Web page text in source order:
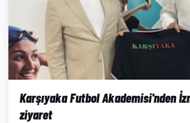
Karşıyaka Futbol Akademisi'nden
ziyaret